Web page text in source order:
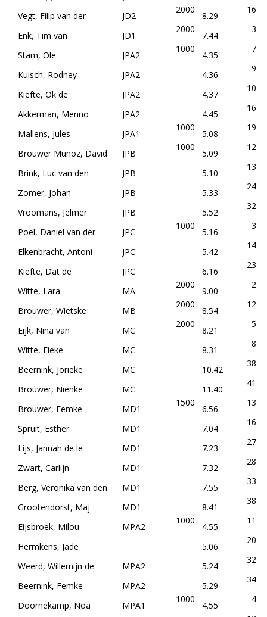
Vegt, Filip van der JD2
2000
8.29
16
Enk, Tim van JD1
2000
7.44
3
Stam, Ole JPA2
1000
4.35
7
Kuisch, Rodney JPA2 4.36
9
Kiefte, Ok de JPA2 4.37
10
Akkerman, Menno JPA2 4.45
16
Mallens, Jules JPA1
1000
5.08
19
Brouwer Muñoz, David JPB
1000
5.09
12
Brink, Luc van den JPB 5.10
13
Zomer, Johan JPB 5.33
24
Vroomans, Jelmer JPB 5.52
32
Poel, Daniel van der JPC
1000
5.16
3
Elkenbracht, Antoni JPC 5.42
14
Kiefte, Dat de JPC 6.16
23
Witte, Lara MA
2000
9.00
2
Brouwer, Wietske MB
2000
8.54
12
Eijk, Nina van MC
2000
8.21
5
Witte, Fieke MC 8.31
8
Beernink, Jorieke MC 10.42
38
Brouwer, Nienke MC 11.40
41
Brouwer, Femke MD1
1500
6.56
13
Spruit, Esther MD1 7.04
16
Lijs, Jannah de le MD1 7.23
27
Zwart, Carlijn MD1 7.32
28
Berg, Veronika van den MD1 7.55
33
Grootendorst, Maj MD1 8.41
38
Eijsbroek, Milou MPA2
1000
4.55
11
Hermkens, Jade 5.06
20
Weerd, Willemijn de MPA2 5.24
32
Beernink, Femke MPA2 5.29
34
Doornekamp, Noa MPA1
1000
4.55
4